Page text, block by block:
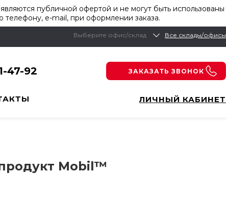
публичной офертой и не могут быть использованы
e-mail, при оформлении заказа.
Выберите офис/склад Все склады/офисы
47-92 ЗАКАЗАТЬ ЗВОНОК
ЛИЧНЫЙ КАБИНЕТ
Mobil™